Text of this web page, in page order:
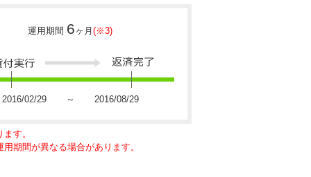
運用期間 6ヶ月 (※3)
2016/02/29 ～ 2016/08/29
す。
期間が異なる場合があります。